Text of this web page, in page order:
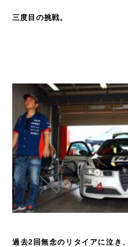
三度目の挑戦。
過去2回無念のリタイアに泣き